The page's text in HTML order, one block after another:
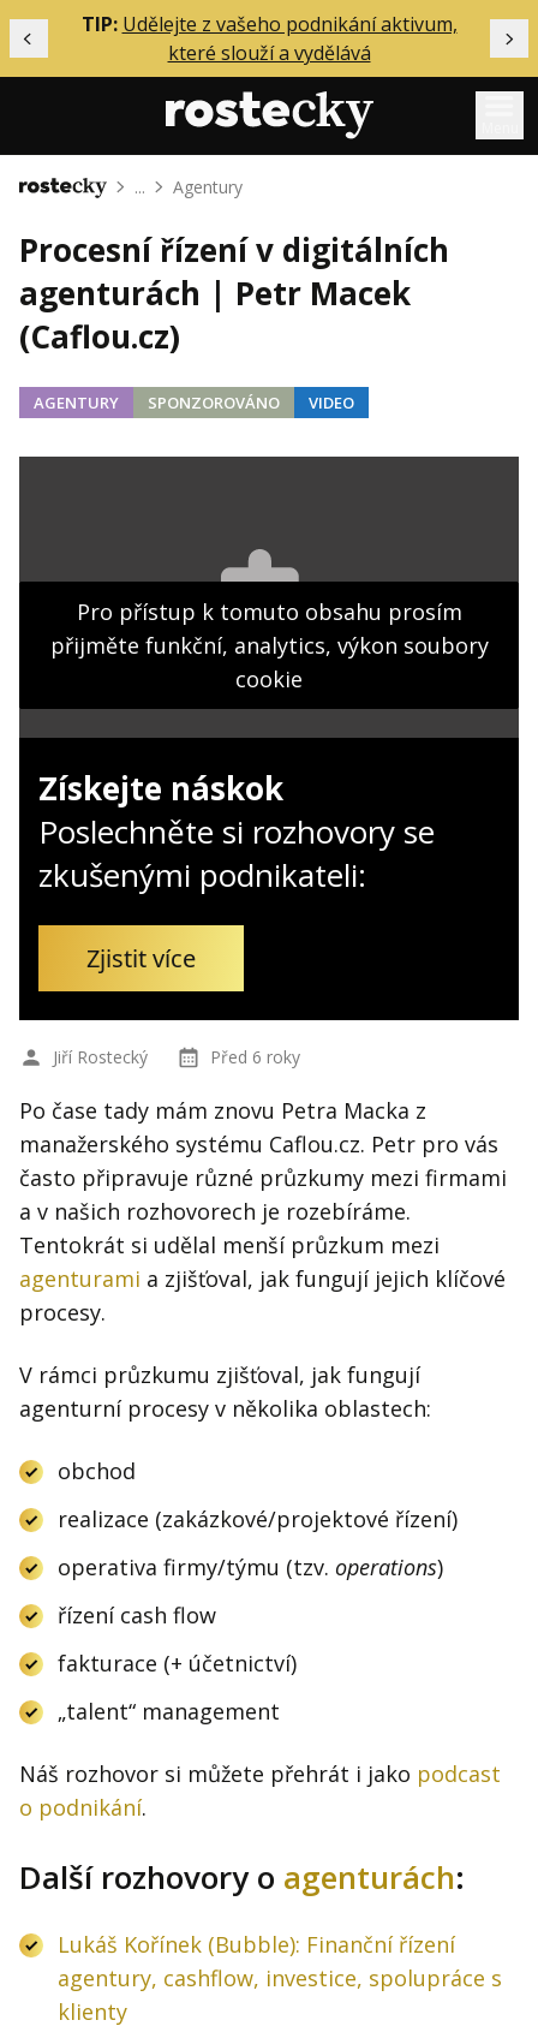
Předchozí
TIP: Udělejte z vašeho podnikání aktivum,
které slouží a vydělává
Mentoring
Podcasty
Solo
Akce
O mně
Obchodní podmínky
Hledaná fráze Hledat
Domů ... Agentury
Procesní řízení v digitálních
agenturách | Petr Macek
(Caflou.cz)
AGENTURY SPONZOROVÁNO VIDEO
Pro přístup k tomuto obsahu prosím
přijměte funkční, analytics, výkon soubory
cookie
Získejte náskok
Poslechněte si rozhovory se
zkušenými podnikateli:
Zjistit více
Jiří Rostecký Před 6 roky
Po čase tady mám znovu Petra Macka z
manažerského systému Caflou.cz. Petr pro vás
často připravuje různé průzkumy mezi firmami
a v našich rozhovorech je rozebíráme.
Tentokrát si udělal menší průzkum mezi
agenturami a zjišťoval, jak fungují jejich klíčové
procesy.
V rámci průzkumu zjišťoval, jak fungují
agenturní procesy v několika oblastech:
obchod
realizace (zakázkové/projektové řízení)
operativa firmy/týmu (tzv. operations)
řízení cash flow
fakturace (+ účetnictví)
„talent“ management
Náš rozhovor si můžete přehrát i jako podcast
o podnikání.
Další rozhovory o agenturách:
Lukáš Kořínek (Bubble): Finanční řízení
agentury, cashflow, investice, spolupráce s
klienty